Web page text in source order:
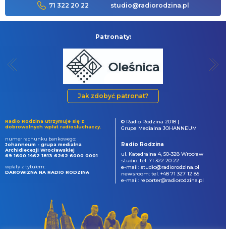
71 322 20 22 studio@radiorodzina.pl
Patronaty:
Jak zdobyć patronat?
Radio Rodzina utrzymuje się z
dobrowolnych wpłat radiosłuchaczy.
numer rachunku bankowego:
Johanneum - grupa medialna
Archidiecezji Wrocławskiej
69 1600 1462 1813 6262 6000 0001
wpłaty z tytułem:
DAROWIZNA NA RADIO RODZINA
© Radio Rodzina 2018 |
Grupa Medialna JOHANNEUM
Radio Rodzina
ul. Katedralna 4, 50-328 Wrocław
studio: tel. 71 322 20 22
e-mail: studio@radiorodzina.pl
newsroom: tel. +48 71 327 12 85
e-mail: reporter@radiorodzina.pl